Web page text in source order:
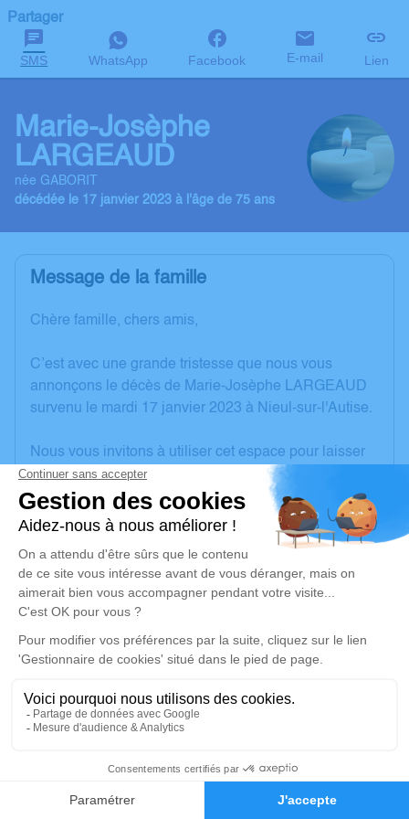
Faire-part Hommages
Partager
SMS WhatsApp Facebook E-mail Lien
Marie-Josèphe
LARGEAUD
née GABORIT
décédée le 17 janvier 2023 à l'âge de 75 ans
Message de la famille
Chère famille, chers amis,
C’est avec une grande tristesse que nous vous
annonçons le décès de Marie-Josèphe LARGEAUD
survenu le mardi 17 janvier 2023 à Nieul-sur-l'Autise.
Nous vous invitons à utiliser cet espace pour laisser
vos condoléances, partager des photos souvenirs,
une anecdote ou exprimer vos pensées à travers des
poèmes ou des textes. Cet endroit est un lieu
d'expression dédié à honorer la mémoire de Marie-
Josèphe LARGEAUD.
Un service de plantation d’arbre hommage est
Cérémonie religieuse
Église Saint-Vincent de Nieul-sur-l'Autise de
Rives-d'Autise